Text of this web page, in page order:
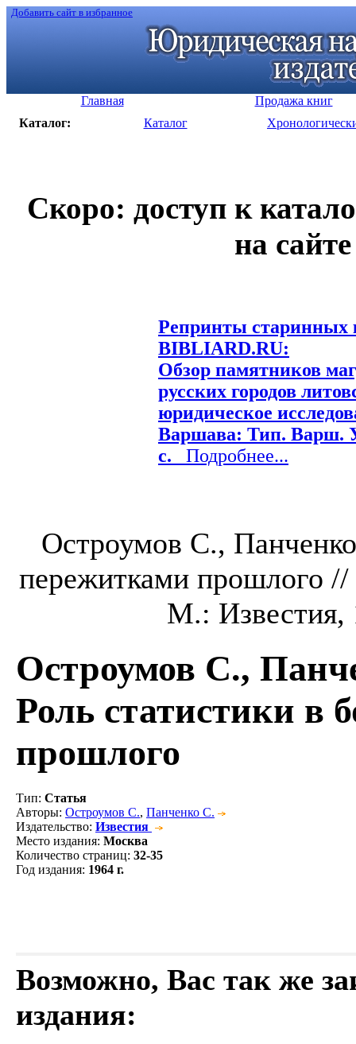
Добавить сайт в избранное
Главная
Продажа книг
Каталог:
Каталог
Скоро: доступ к
на
Репринты старинных
BIBLIARD.RU:
Обзор памятников
русских городов
юридическое
Варшава: Тип. Варш.
с. Подробнее...
Остроумов С.,
пережитками прошлого //
М.:
Остроумов С.,
Роль статистики в
прошлого
Тип: Статья
Авторы: Остроумов С., Панченко С.
Издательство: Известия
Место издания: Москва
Количество страниц: 32-35
Год издания: 1964 г.
Возможно, Вас так же
издания: